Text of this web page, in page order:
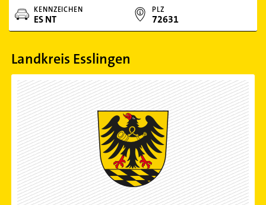
KENNZEICHEN
ES NT
PLZ
72631
Landkreis Esslingen